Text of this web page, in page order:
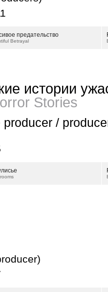
предательство
Betrayal
истории
Stories
/